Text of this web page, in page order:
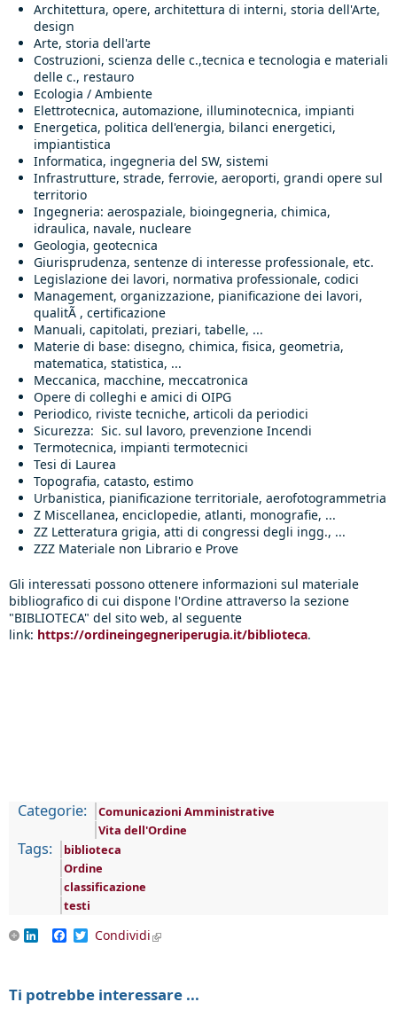
Architettura, opere, architettura di interni, storia dell'Arte,
design
Arte, storia dell'arte
Costruzioni, scienza delle c.,tecnica e tecnologia e materiali
delle c., restauro
Ecologia / Ambiente
Elettrotecnica, automazione, illuminotecnica, impianti
Energetica, politica dell'energia, bilanci energetici,
impiantistica
Informatica, ingegneria del SW, sistemi
Infrastrutture, strade, ferrovie, aeroporti, grandi opere sul
territorio
Ingegneria: aerospaziale, bioingegneria, chimica,
idraulica, navale, nucleare
Geologia, geotecnica
Giurisprudenza, sentenze di interesse professionale, etc.
Legislazione dei lavori, normativa professionale, codici
Management, organizzazione, pianificazione dei lavori,
qualitÃ , certificazione
Manuali, capitolati, preziari, tabelle, ...
Materie di base: disegno, chimica, fisica, geometria,
matematica, statistica, ...
Meccanica, macchine, meccatronica
Opere di colleghi e amici di OIPG
Periodico, riviste tecniche, articoli da periodici
Sicurezza: Sic. sul lavoro, prevenzione Incendi
Termotecnica, impianti termotecnici
Tesi di Laurea
Topografia, catasto, estimo
Urbanistica, pianificazione territoriale, aerofotogrammetria
Z Miscellanea, enciclopedie, atlanti, monografie, ...
ZZ Letteratura grigia, atti di congressi degli ingg., ...
ZZZ Materiale non Librario e Prove
Gli interessati possono ottenere informazioni sul materiale
bibliografico di cui dispone l'Ordine attraverso la sezione
"BIBLIOTECA" del sito web, al seguente
link: https://ordineingegneriperugia.it/biblioteca.
Categorie:
Comunicazioni Amministrative
Vita dell'Ordine
Tags:
biblioteca
Ordine
classificazione
testi
LinkedInFacebook
Twitter
Condividi(link is external)
Ti potrebbe interessare ...